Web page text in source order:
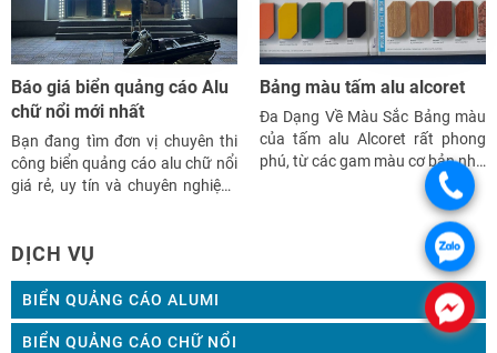
Báo giá biển quảng cáo Alu
chữ nổi mới nhất
Bạn đang tìm đơn vị chuyên thi
công biển quảng cáo alu chữ nổi
giá rẻ, uy tín và chuyên nghiệp?
hàng của bạn,…..Bạn muốn
chữ nổi hoàn thiện […]
Bảng màu tấm alu alcoret
Đa Dạng Về Màu Sắc Bảng màu
của tấm alu Alcoret rất phong
phú, từ các gam màu cơ bản như
trắng, đen, xám, cho đến các
màu sắc nổi bật như đỏ, vàng,
xanh lá, xanh dương. Ngoài ra,
còn có các màu sắc mô phỏng
DỊCH VỤ
BIỂN QUẢNG CÁO ALUMI
BIỂN QUẢNG CÁO CHỮ NỔI